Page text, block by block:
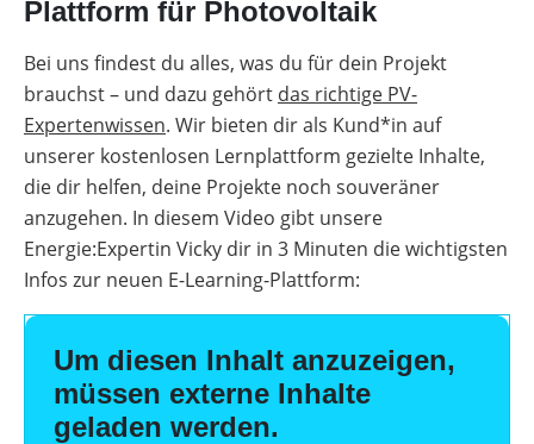
Plattform für Photovoltaik
Bei uns findest du alles, was du für dein Projekt
brauchst – und dazu gehört das richtige PV-
Expertenwissen. Wir bieten dir als Kund*in auf
unserer kostenlosen Lernplattform gezielte Inhalte,
die dir helfen, deine Projekte noch souveräner
anzugehen. In diesem Video gibt unsere
Energie:Expertin Vicky dir in 3 Minuten die wichtigsten
Infos zur neuen E-Learning-Plattform:
Um diesen Inhalt anzuzeigen,
müssen externe Inhalte
geladen werden.